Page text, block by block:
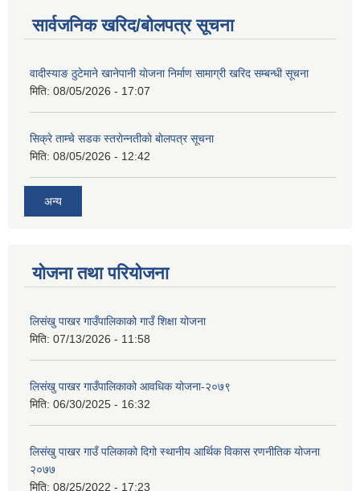
सार्वजनिक खरिद/बोलपत्र सूचना
वादीस्याङ ठुटेमाने खानेपानी याेजना निर्माण सामाग्री खरिद सम्बन्धी सूचना
मिति: 08/05/2026 - 17:07
सिक्रे ताम्चे सडक स्तराेन्नतीकाे बाेलपत्र सूचना
मिति: 08/05/2026 - 12:42
अन्य
योजना तथा परियोजना
लिसंखु पाखर गाउँपालिकाको गाउँ शिक्षा योजना
मिति: 07/13/2026 - 11:58
लिसंखु पाखर गाउँपालिकाको आवधिक योजना-२०७९
मिति: 06/30/2025 - 16:32
लिसंखु पाखर गाउँ पलिकाको दिगो स्थानीय आर्थिक विकास रणनीतिक योजना
२०७७
मिति: 08/25/2022 - 17:23